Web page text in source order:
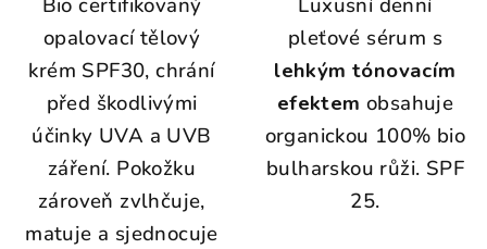
opalovací tělový
krém SPF30, chrání
před škodlivými
účinky UVA a UVB
záření. Pokožku
zároveň zvlhčuje,
matuje a sjednocuje
pleťové sérum s
lehkým tónovacím
efektem obsahuje
organickou 100% bio
bulharskou růži. SPF
25.